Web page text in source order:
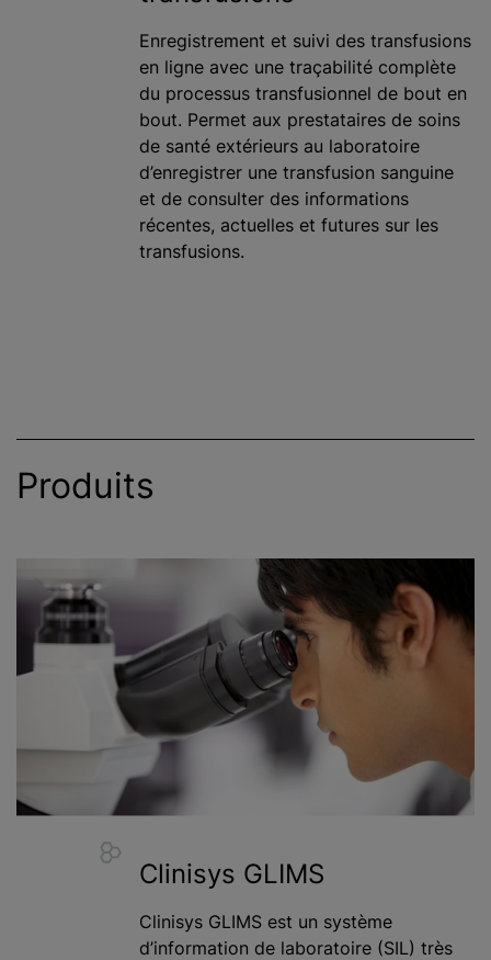
Enregistrement et suivi des transfusions
en ligne avec une traçabilité complète
du processus transfusionnel de bout en
bout. Permet aux prestataires de soins
de santé extérieurs au laboratoire
d’enregistrer une transfusion sanguine
et de consulter des informations
récentes, actuelles et futures sur les
transfusions.
Produits
Clinisys GLIMS
Clinisys GLIMS est un système
d’information de laboratoire (SIL) très